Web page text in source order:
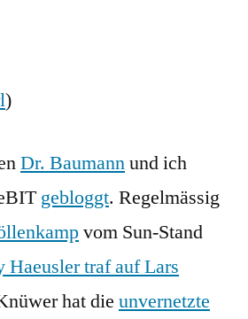
)
Dr. Baumannund ich
gebloggt. Regelmässig
vom Sun-Stand
Haeusler traf auf Lars
hat die unvernetzte